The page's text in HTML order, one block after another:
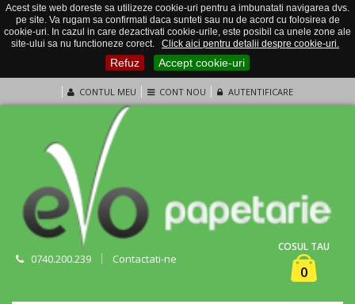
Acest site web doreste sa utilizeze cookie-uri pentru a imbunatati navigarea dvs.
pe site. Va rugam sa confirmati daca sunteti sau nu de acord cu folosirea de
cookie-uri. In cazul in care dezactivati cookie-urile, este posibil ca unele zone ale
site-ului sa nu functioneze corect.
Click aici pentru detalii despre cookie-uri.
Refuz Accept cookie-uri
CONTUL MEU CONT NOU AUTENTIFICARE
0740.200.239 Contactati-ne
COSUL TAU
0